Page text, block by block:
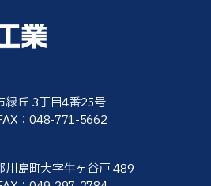
緑丘 3丁目4番25号
：048-771-5662
島町大字牛ヶ谷戸 489